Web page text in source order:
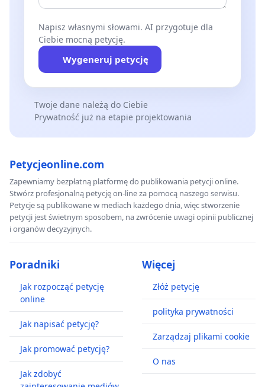
Napisz własnymi słowami. AI przygotuje dla
Ciebie mocną petycję.
Wygeneruj petycję
Twoje dane należą do Ciebie
Prywatność już na etapie projektowania
Petycjeonline.com
Zapewniamy bezpłatną platformę do publikowania petycji online.
Stwórz profesjonalną petycję on-line za pomocą naszego serwisu.
Petycje są publikowane w mediach każdego dnia, więc stworzenie
petycji jest świetnym sposobem, na zwrócenie uwagi opinii publicznej
i organów decyzyjnych.
Poradniki
Jak rozpocząć petycję
online
Jak napisać petycję?
Jak promować petycję?
Jak zdobyć
Więcej
Złóż petycję
polityka prywatności
Zarządzaj plikami cookie
O nas